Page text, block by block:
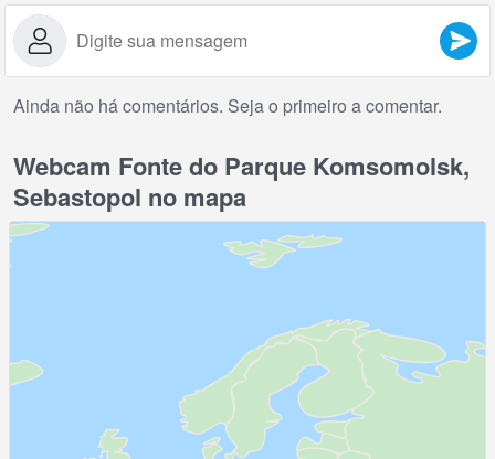
Ainda não há comentários. Seja o primeiro a comentar.
Webcam Fonte do Parque Komsomolsk,
Sebastopol no mapa